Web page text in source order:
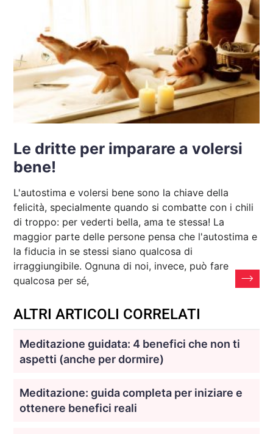
Le dritte per imparare a volersi
bene!
L'autostima e volersi bene sono la chiave della
felicità, specialmente quando si combatte con i chili
di troppo: per vederti bella, ama te stessa! La
maggior parte delle persone pensa che l'autostima e
la fiducia in se stessi siano qualcosa di
irraggiungibile. Ognuna di noi, invece, può fare
qualcosa per sé,
ALTRI ARTICOLI CORRELATI
Meditazione guidata: 4 benefici che non ti
aspetti (anche per dormire)
Meditazione: guida completa per iniziare e
ottenere benefici reali